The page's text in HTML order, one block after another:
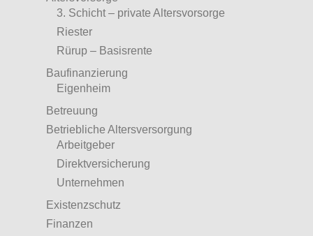
3. Schicht – private Altersvorsorge
Riester
Rürup – Basisrente
Baufinanzierung
Eigenheim
Betreuung
Betriebliche Altersversorgung
Arbeitgeber
Direktversicherung
Unternehmen
Existenzschutz
Finanzen